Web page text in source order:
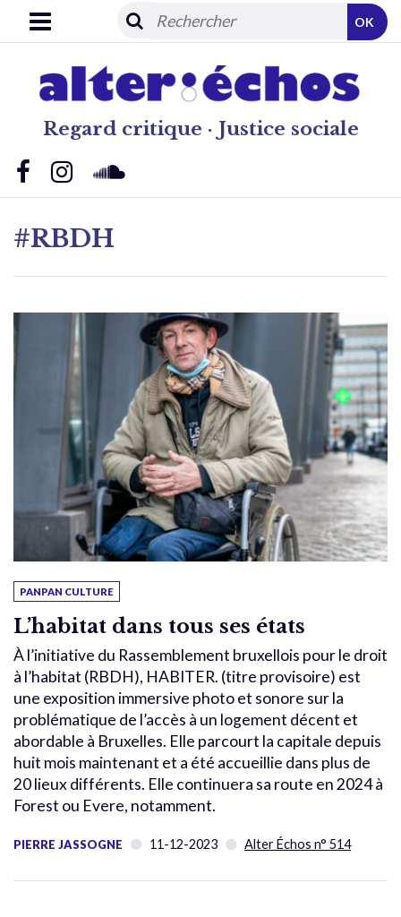
Regard critique · Justice sociale
OK
#RBDH
PANPAN CULTURE
L’habitat dans tous ses états
À l’initiative du Rassemblement bruxellois pour le droit
à l’habitat (RBDH), HABITER. (titre provisoire) est
une exposition immersive photo et sonore sur la
problématique de l’accès à un logement décent et
abordable à Bruxelles. Elle parcourt la capitale depuis
huit mois maintenant et a été accueillie dans plus de
20 lieux différents. Elle continuera sa route en 2024 à
Forest ou Evere, notamment.
PIERRE JASSOGNE 11-12-2023 Alter Échos n° 514